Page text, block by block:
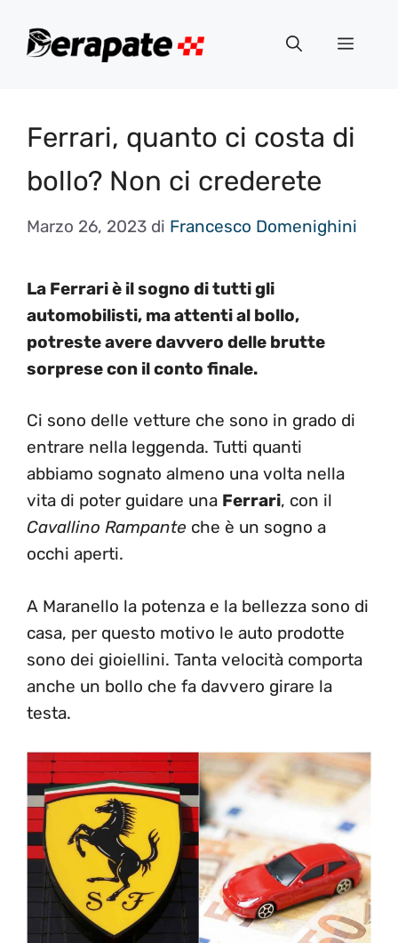
Menu
Ferrari, quanto ci costa di
bollo? Non ci crederete
Marzo 26, 2023 di Francesco Domenighini
La Ferrari è il sogno di tutti gli
automobilisti, ma attenti al bollo,
potreste avere davvero delle brutte
sorprese con il conto finale.
Ci sono delle vetture che sono in grado di
entrare nella leggenda. Tutti quanti
abbiamo sognato almeno una volta nella
vita di poter guidare una Ferrari, con il
Cavallino Rampante che è un sogno a
occhi aperti.
A Maranello la potenza e la bellezza sono di
casa, per questo motivo le auto prodotte
sono dei gioiellini. Tanta velocità comporta
anche un bollo che fa davvero girare la
testa.